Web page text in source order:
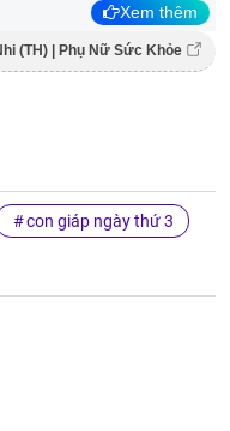
Xem thêm
(TH) | Phụ Nữ Sức Khỏe
con giáp ngày thứ 3